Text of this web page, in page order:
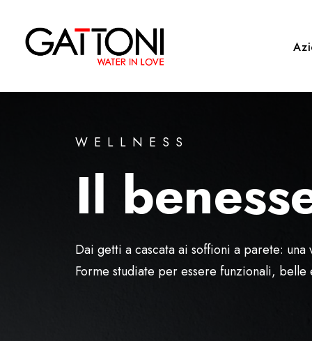
WELLNESS
Il
Dai getti a cascata ai soffioni a parete:
Forme studiate per essere funzionali,